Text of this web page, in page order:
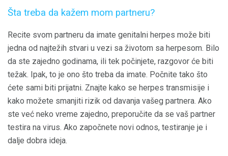
Šta treba da kažem mom partneru?
Recite svom partneru da imate genitalni herpes može biti
jedna od najtežih stvari u vezi sa životom sa herpesom. Bilo
da ste zajedno godinama, ili tek počinjete, razgovor će biti
težak. Ipak, to je ono što treba da imate. Počnite tako što
ćete sami biti prijatni. Znajte kako se herpes transmisije i
kako možete smanjiti rizik od davanja vašeg partnera. Ako
ste već neko vreme zajedno, preporučite da se vaš partner
testira na virus. Ako započnete novi odnos, testiranje je i
dalje dobra ideja.